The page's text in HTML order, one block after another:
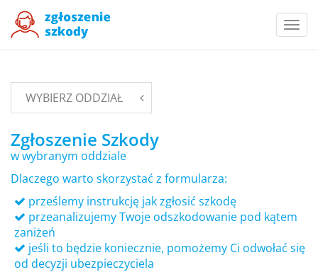
WYBIERZ ODDZIAŁ
Zgłoszenie Szkody
w wybranym oddziale
Dlaczego warto skorzystać z formularza:
prześlemy instrukcję jak zgłosić szkodę
przeanalizujemy Twoje odszkodowanie pod kątem
zaniżeń
jeśli to będzie koniecznie, pomożemy Ci odwołać się
od decyzji ubezpieczyciela